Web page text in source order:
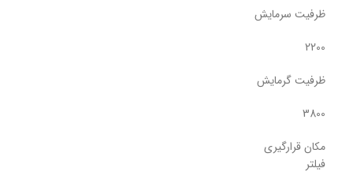
ظرفیت سرمایش
2200
ظرفیت گرمایش
3800
مکان قرارگیری
فیلتر